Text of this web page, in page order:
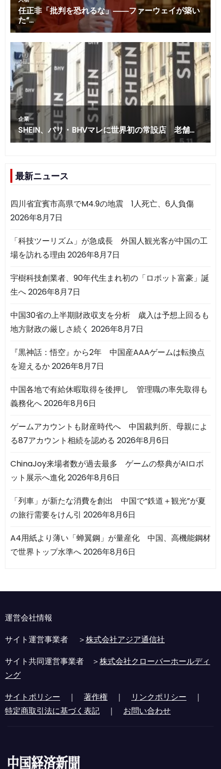
最新ニュース
四川省宜賓市高県でM4.9の地震 1人死亡、6人負傷
2026年8月7日
「科技ツーリズム」が急成長 外国人観光客が中国の工
場を訪れる理由 2026年8月7日
宇樹科技創業者、90年代生まれ初の「ロボット富豪」誕
生へ2026年8月7日
中国30省の上半期財政収支を分析 歳入は予想上回るも
地方財政の厳しさ続く 2026年8月7日
『黒神話：悟空』から2年 中国産AAAゲームは転換点
を迎えるか2026年8月7日
中国各地で有給休暇取得を後押し 管理職の率先取得も
義務化へ2026年8月6日
ゲームアカウントも財産時代へ 中国裁判所、母親によ
る87アカウント相続を認める 2026年8月6日
ChinaJoy来場者数が過去最多 ゲームの祭典がAIロボ
ット展示へ進化2026年8月6日
「列車」が新たな消費を創出 中国で“鉄道＋観光”が夏
の旅行需要をけん引 2026年8月6日
A4用紙より薄い「蝉翼鋼」が量産化 中国、高機能鋼材
で世界トップ水準へ2026年8月6日
運営会社情報
サイト運営事業者 ＞株式会社アジア通信社
サイト共同運営事業者 ＞株式会社クローバーホールディ
ング
サイトポリシー ｜ 著作権 ｜ リンクポリシー ｜
特定商取引法に基づく表記 ｜ お問い合わせ